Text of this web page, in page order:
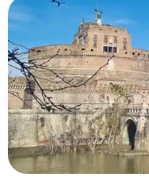
аттракционов, а
Среди
уникальная 40-
скоростью до 75 км/
разгоняющиеся от 0
секундыКаллиостро:
горкиЮкатан:
майяМистика: самая
метрахСтарый Запад и
пространства с